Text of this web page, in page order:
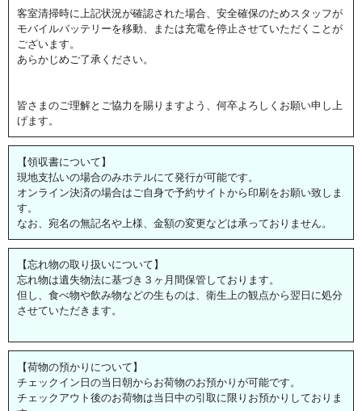
客室清掃時に上記状況が確認された場合、安全確保のためスタッフが
モバイルバッテリーを移動、または充電を停止させていただくことが
ございます。
あらかじめご了承ください。
皆さまのご理解とご協力を賜りますよう、何卒よろしくお願い申し上
げます。
【領収書について】
現地支払いの場合のみホテルにて発行が可能です。
オンライン決済の場合はご自身で予約サイトから印刷をお願い致しま
す。
なお、宛名の無記名や上様、金額の変更などは承っておりません。
【忘れ物の取り扱いについて】
忘れ物は遺失物法に基づき３ヶ月間保管しております。
但し、食べ物や飲み物などの生ものは、衛生上の観点から翌日に処分
させていただきます。
【荷物の預かりについて】
チェックイン日の当日朝からお荷物のお預かりが可能です。
チェックアウト後のお荷物は当日中の引取に限りお預かりしておりま